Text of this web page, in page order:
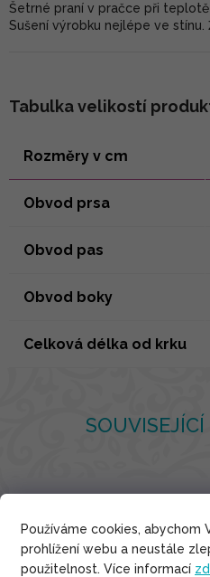
Používáme cookies, abychom
prohlížení webu a neustále
použitelnost. Více informací
Šetrné praní v pračce při teplotě
Sušení výrobku nejlépe ve stínu.
Tabulka velikostí
Rozměry v cm
Obvod prsa
Obvod pas
Obvod boky
Celková délka od krku